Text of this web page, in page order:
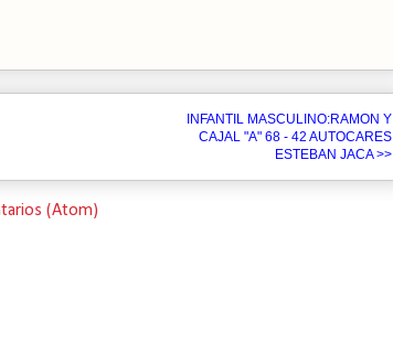
INFANTIL MASCULINO:RAMON Y
CAJAL "A" 68 - 42 AUTOCARES
ESTEBAN JACA >>
(Atom)